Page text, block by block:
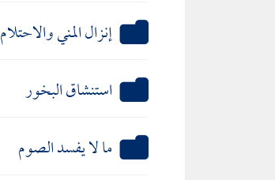
إنزال المني والاحتلام
استنشاق البخور
ما لا يفسد الصوم